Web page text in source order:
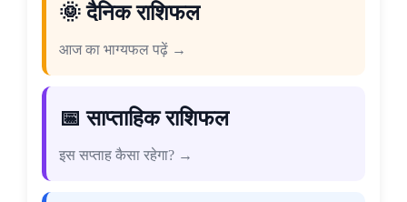
🌞 दैनिक राशिफल
आज का भाग्यफल पढ़ें →
📅 साप्ताहिक राशिफल
इस सप्ताह कैसा रहेगा? →